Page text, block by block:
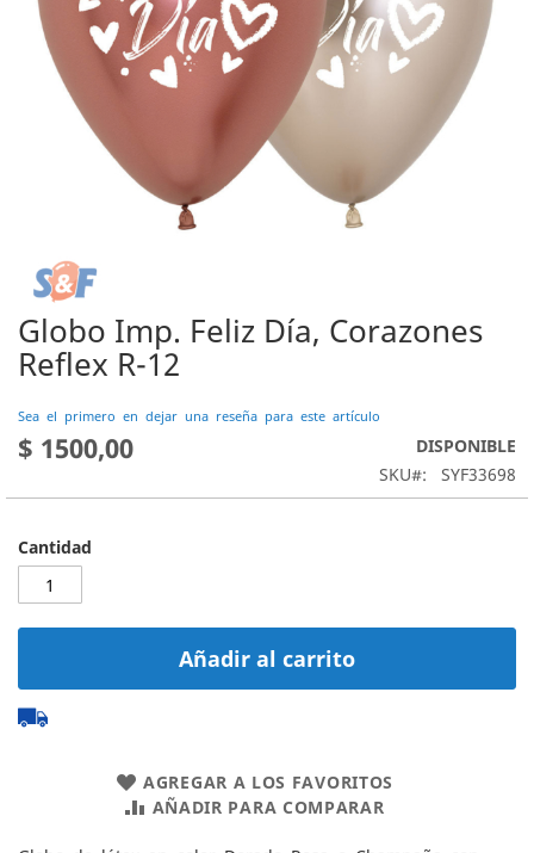
Globo Imp. Feliz Día, Corazones
Reflex R-12
Sea el primero en dejar una reseña para este artículo
$ 1500,00 DISPONIBLE
SKU SYF33698
Cantidad
Añadir al carrito
AGREGAR A LOS FAVORITOS
AÑADIR PARA COMPARAR
Saltar
comienzo
la
galería